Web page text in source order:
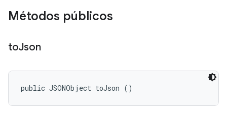
Métodos públicos
toJson
public JSONObject toJson ()